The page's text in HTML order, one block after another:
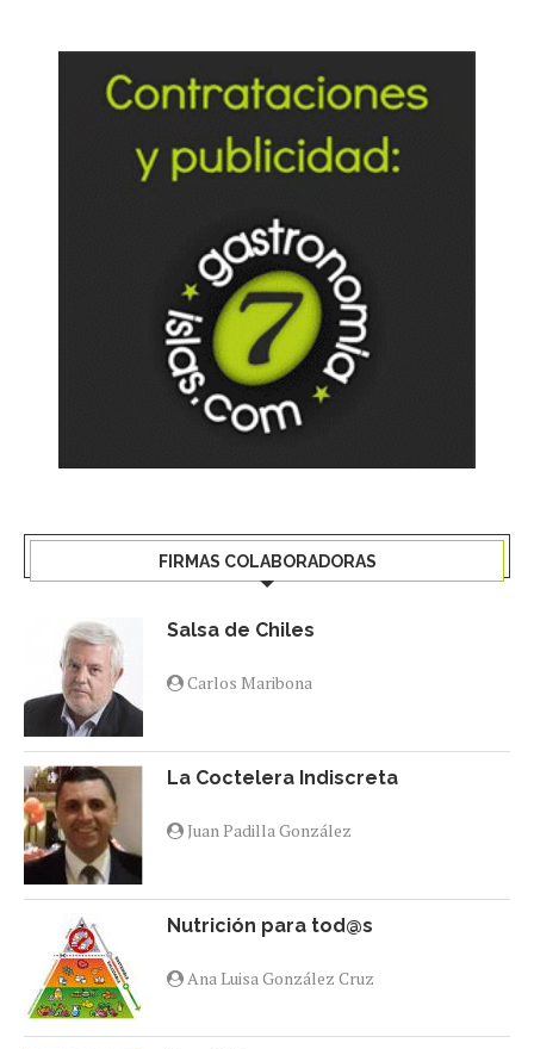
FIRMAS COLABORADORAS
Salsa de Chiles
Carlos Maribona
La Coctelera Indiscreta
Juan Padilla González
Nutrición para tod@s
Ana Luisa González Cruz